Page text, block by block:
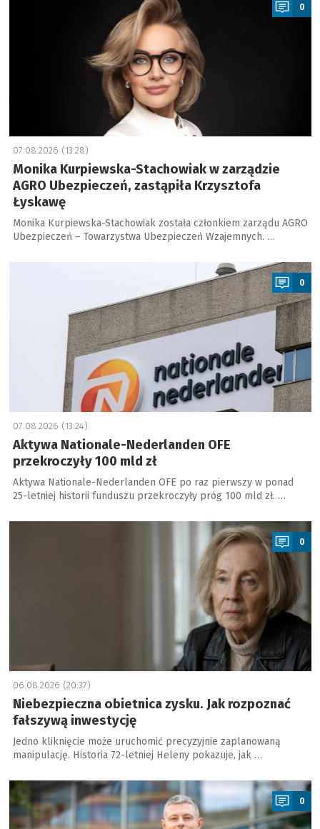
0
07.08.2026 (13:28)
Monika Kurpiewska-Stachowiak w zarządzie
AGRO Ubezpieczeń, zastąpiła Krzysztofa
Łyskawę
Monika Kurpiewska-Stachowiak została członkiem zarządu AGRO
Ubezpieczeń – Towarzystwa Ubezpieczeń Wzajemnych. …
0
07.08.2026 (13:24)
Aktywa Nationale-Nederlanden OFE
przekroczyły 100 mld zł
Aktywa Nationale-Nederlanden OFE po raz pierwszy w ponad
25-letniej historii funduszu przekroczyły próg 100 mld zł. …
a
0
06.08.2026 (20:37)
Niebezpieczna obietnica zysku. Jak rozpoznać
fałszywą inwestycję
Jedno kliknięcie może uruchomić precyzyjnie zaplanowaną
manipulację. Historia 72-letniej Heleny pokazuje, jak …
a
0